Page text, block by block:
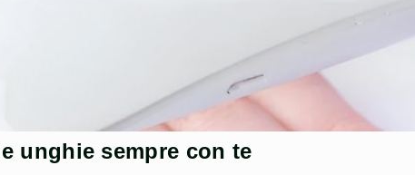
unghie sempre con te